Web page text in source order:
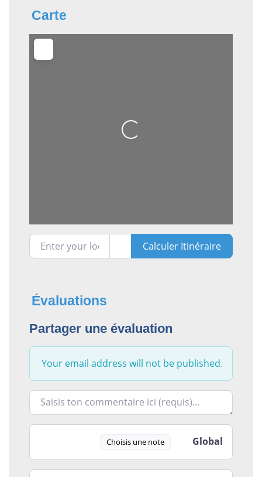
Carte
Loading...
Enter your location Calculer Itinéraire
Évaluations
Partager une évaluation
Your email address will not be published.
Racontez-nous ce que vous avez le plus et le
Choisis une note Global